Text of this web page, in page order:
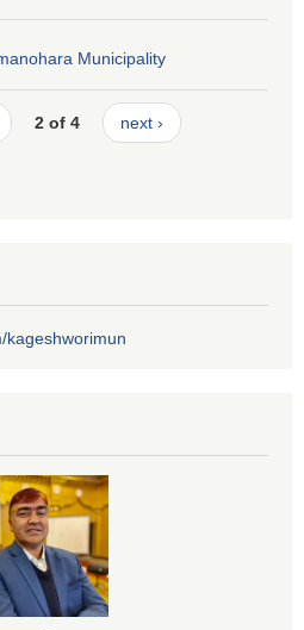
Municipality
2 of 4 next ›
kageshworimun